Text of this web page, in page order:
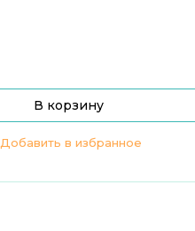
В корзину
Добавить в избранное